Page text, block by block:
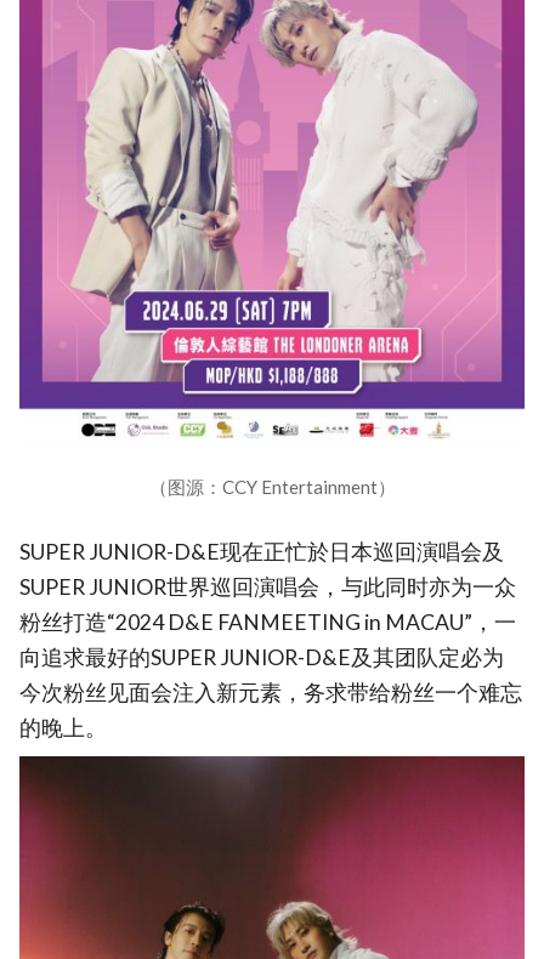
（图源：CCY Entertainment）
SUPER JUNIOR-D&E现在正忙於日本巡回演唱会及
SUPER JUNIOR世界巡回演唱会，与此同时亦为一众
粉丝打造“2024 D&E FANMEETING in MACAU”，一
向追求最好的SUPER JUNIOR-D&E及其团队定必为
今次粉丝见面会注入新元素，务求带给粉丝一个难忘
的晚上。